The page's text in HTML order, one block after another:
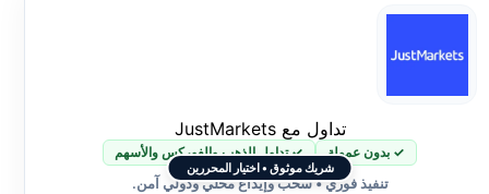
شريك موثوق • اختيار المحررين
تداول مع JustMarkets
✓ بدون عمولة ✓ تداول الذهب والفوركس والأسهم
تنفيذ فوري • سحب وإيداع محلي ودولي آمن.